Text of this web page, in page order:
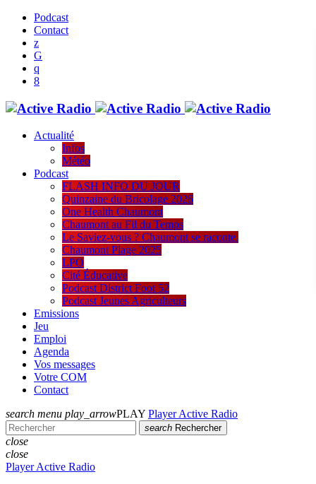
Podcast
Contact
Actualité
Infos
Météo
Podcast
FLASH INFO DU JOUR
Quinzaine du Bricolage 2026
One Health Chaumont
Chaumont au Fil du Temps
Le Saviez-vous ? Chaumont se raconte.
Chaumont Plage 2025
LPO
Cité Éducative
Podcast District Foot 52
Podcast Jeunes Agriculteurs
Emissions
Jeu
Emploi
Agenda
Vos messages
Votre COM
Contact
search menu play_arrowPLAY Player Active Radio
search Rechercher
close
close
Player Active Radio